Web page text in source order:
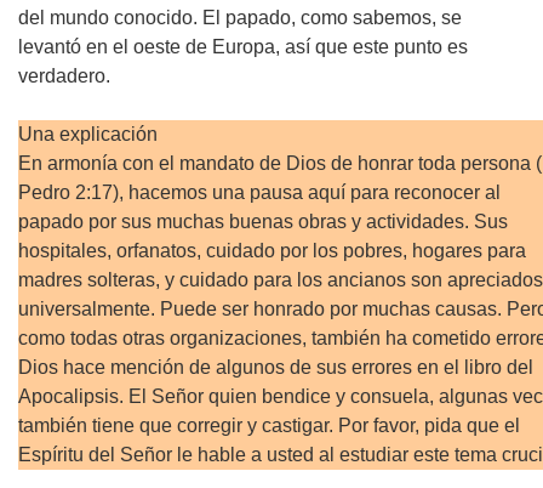
del mundo conocido. El papado, como sabemos, se
levantó en el oeste de Europa, así que este punto es
verdadero.
Una explicación
En armonía con el mandato de Dios de honrar toda persona
Pedro 2:17), hacemos una pausa aquí para reconocer al
papado por sus muchas buenas obras y actividades. Sus
hospitales, orfanatos, cuidado por los pobres, hogares para
madres solteras, y cuidado para los ancianos son apreciados
universalmente. Puede ser honrado por muchas causas.
como todas otras organizaciones, también ha cometido
Dios hace mención de algunos de sus errores en el libro del
Apocalipsis. El Señor quien bendice y consuela, algunas
también tiene que corregir y castigar. Por favor, pida que el
Espíritu del Señor le hable a usted al estudiar este tema